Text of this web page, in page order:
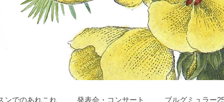
ンでのあれこれ 発表会・コンサート ブルグミュラー